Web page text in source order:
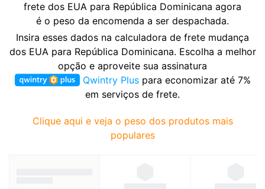
frete dos EUA para República Dominicana agora
é o peso da encomenda a ser despachada.
Insira esses dados na calculadora de frete mudança
dos EUA para República Dominicana. Escolha a melhor
opção e aproveite sua assinatura
Qwintry Pluspara economizar até 7%
em serviços de frete.
Clique aqui e veja o peso dos produtos mais
populares